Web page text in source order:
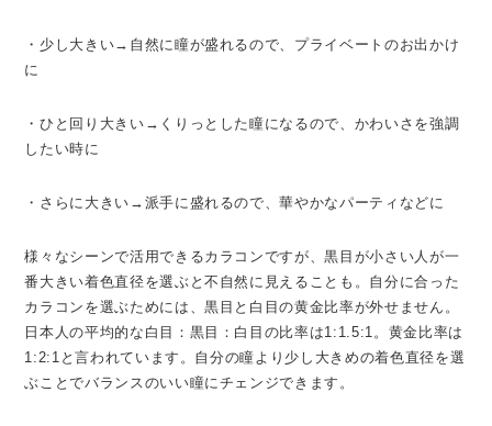
・少し大きい→自然に瞳が盛れるので、プライベートのお出かけ
に
・ひと回り大きい→くりっとした瞳になるので、かわいさを強調
したい時に
・さらに大きい→派手に盛れるので、華やかなパーティなどに
様々なシーンで活用できるカラコンですが、黒目が小さい人が一
番大きい着色直径を選ぶと不自然に見えることも。自分に合った
カラコンを選ぶためには、黒目と白目の黄金比率が外せません。
日本人の平均的な白目：黒目：白目の比率は1:1.5:1。黄金比率は
1:2:1と言われています。自分の瞳より少し大きめの着色直径を選
ぶことでバランスのいい瞳にチェンジできます。